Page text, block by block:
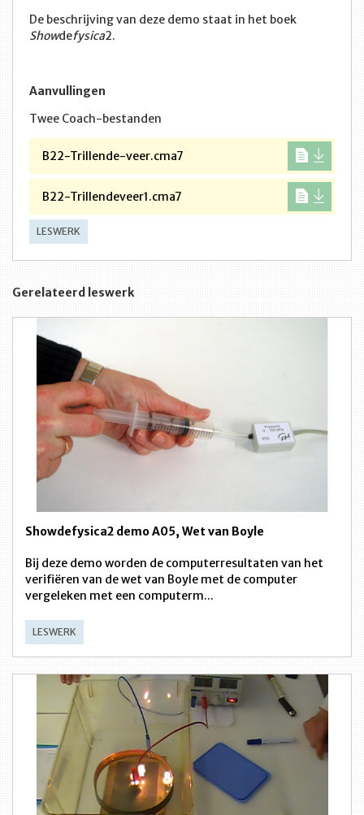
De beschrijving van deze demo staat in het boek
Showdefysica2.
Aanvullingen
Twee Coach-bestanden
B22-Trillende-veer.cma7
B22-Trillendeveer1.cma7
LESWERK
Gerelateerd leswerk
Showdefysica2 demo A05, Wet van Boyle
Bij deze demo worden de computerresultaten van het
verifiëren van de wet van Boyle met de computer
vergeleken met een computerm...
LESWERK